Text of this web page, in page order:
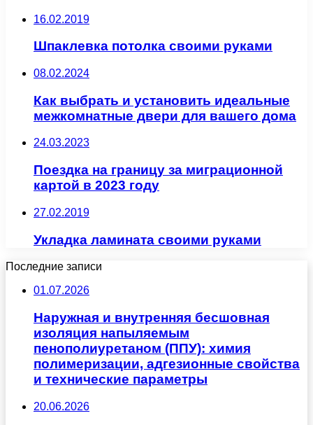
16.02.2019
Шпаклевка потолка своими руками
08.02.2024
Как выбрать и установить идеальные
межкомнатные двери для вашего дома
24.03.2023
Поездка на границу за миграционной
картой в 2023 году
27.02.2019
Укладка ламината своими руками
Последние записи
01.07.2026
Наружная и внутренняя бесшовная
изоляция напыляемым
пенополиуретаном (ППУ): химия
полимеризации, адгезионные свойства
и технические параметры
20.06.2026